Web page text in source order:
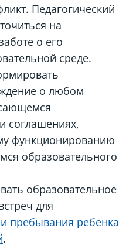
Педагогический
на
о его
среде.
о любом
соглашениях,
функционированию
образовательного
образовательное
для
пребывания ребенка
.